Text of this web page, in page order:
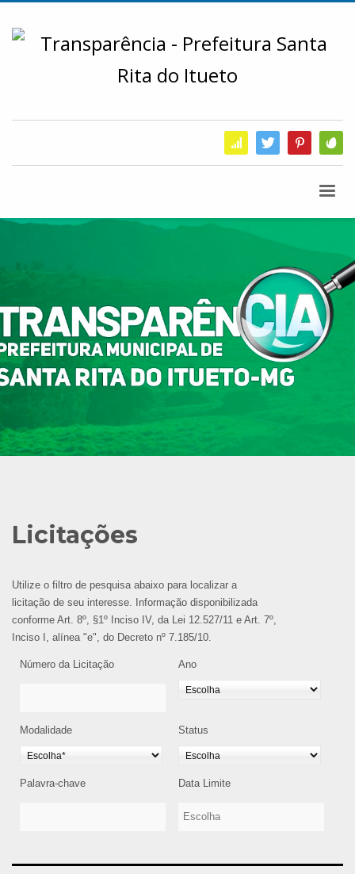
Licitações
Utilize o filtro de pesquisa abaixo para localizar a
licitação de seu interesse. Informação disponibilizada
conforme Art. 8º, §1º Inciso IV, da Lei 12.527/11 e Art. 7º,
Inciso I, alínea "e", do Decreto nº 7.185/10.
Número da Licitação Ano
Modalidade Status
Palavra-chave Data Limite